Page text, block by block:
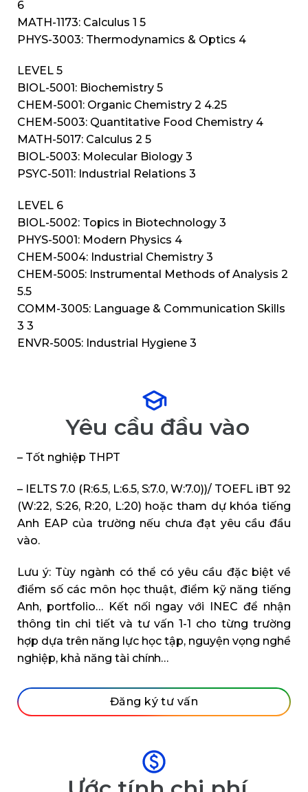
6
MATH-1173: Calculus 1 5
PHYS-3003: Thermodynamics & Optics 4
LEVEL 5
BIOL-5001: Biochemistry 5
CHEM-5001: Organic Chemistry 2 4.25
CHEM-5003: Quantitative Food Chemistry 4
MATH-5017: Calculus 2 5
BIOL-5003: Molecular Biology 3
PSYC-5011: Industrial Relations 3
LEVEL 6
BIOL-5002: Topics in Biotechnology 3
PHYS-5001: Modern Physics 4
CHEM-5004: Industrial Chemistry 3
CHEM-5005: Instrumental Methods of Analysis 2
5.5
COMM-3005: Language & Communication Skills
3 3
ENVR-5005: Industrial Hygiene 3
Yêu cầu đầu vào
– Tốt nghiệp THPT
– IELTS 7.0 (R:6.5, L:6.5, S:7.0, W:7.0))/ TOEFL iBT 92
(W:22, S:26, R:20, L:20) hoặc tham dự khóa tiếng
Anh EAP của trường nếu chưa đạt yêu cầu đầu
vào.
Lưu ý: Tùy ngành có thể có yêu cầu đặc biệt về
điểm số các môn học thuật, điểm kỹ năng tiếng
Anh, portfolio… Kết nối ngay với INEC để nhận
thông tin chi tiết và tư vấn 1-1 cho từng trường
hợp dựa trên năng lực học tập, nguyện vọng nghề
nghiệp, khả năng tài chính…
Đăng ký tư vấn